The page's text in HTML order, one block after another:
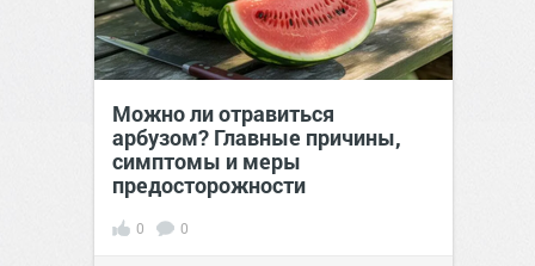
Можно ли отравиться
арбузом? Главные причины,
симптомы и меры
предосторожности
0 0